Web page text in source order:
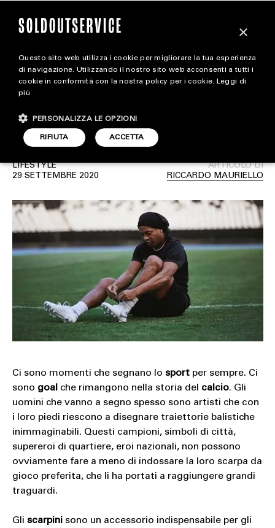
extra
ALL EXTRA
ART & DESIGN
CINEMA
HOUSE
LIFESTYLE
MOTORS
SOUND
SPORT
TECH
Gli iconici scarpini che
hanno accompagnato le
leggende del calcio
LIFESTYLE
29 SETTEMBRE 2020
ARTICOLO DI
RICCARDO MAURIELLO
Ci sono momenti che segnano lo sportper sempre. Ci
sono goalche rimangono nella storia del calcio. Gli
uomini che vanno a segno spesso sono artisti che con
i loro piedi riescono a disegnare traiettorie balistiche
inimmaginabili. Questi campioni, simboli di città,
supereroi di quartiere, eroi nazionali, non possono
ovviamente fare a meno di indossare la loro scarpa da
gioco preferita, che li ha portati a raggiungere grandi
traguardi.
Gli scarpinisono un accessorio indispensabile per gli
×
Questo sito web utilizza i cookie per migliorare la tua esperienza
di navigazione. Utilizzando il nostro sito web acconsenti a tutti i
cookie in conformità con la nostra policy per i cookie. Leggi di
più
ACCETTA
RIFIUTA
PERSONALIZZA LE OPZIONI